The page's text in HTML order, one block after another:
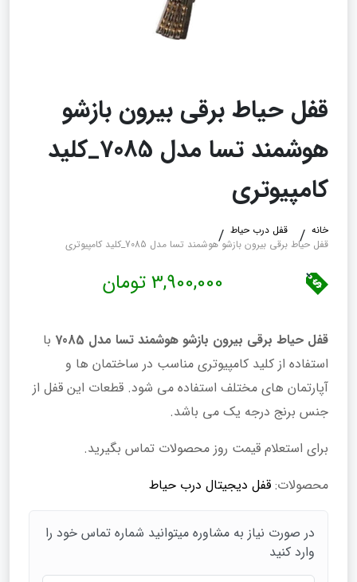
قفل حیاط برقی بیرون بازشو
هوشمند تسا مدل 7085_کلید
کامپیوتری
خانه
قفل درب حیاط
قفل حیاط برقی بیرون بازشو هوشمند تسا مدل 7085_کلید کامپیوتری
3,900,000 تومان
قفل حیاط برقی بیرون بازشو هوشمند تسا مدل 7085
با
استفاده از کلید کامپیوتری مناسب در ساختمان‌ ها و
آپارتمان‌ های مختلف استفاده می شود. قطعات این قفل از
جنس برنج درجه یک می باشد.
برای استعلام قیمت روز محصولات تماس بگیرید.
محصولات: قفل دیجیتال درب حیاط
در صورت نیاز به مشاوره میتوانید شماره تماس خود را
وارد کنید